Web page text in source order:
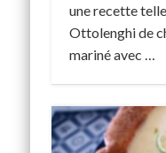
une recette
Ottolenghi de
mariné avec …